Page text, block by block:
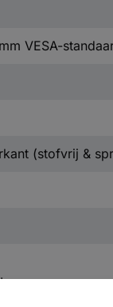
VESA-
(stofvrij &